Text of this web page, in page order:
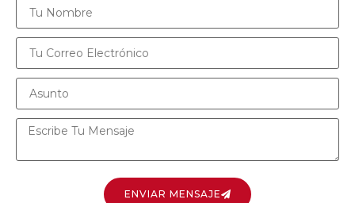
ENVIAR MENSAJE